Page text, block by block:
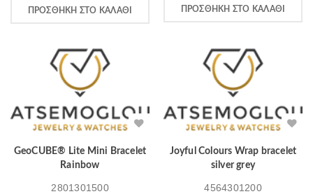
ΠΡΟΣΘΉΚΗ ΣΤΟ ΚΑΛΆΘΙ ΠΡΟΣΘΉΚΗ ΣΤΟ ΚΑΛΆΘΙ
GeoCUBE® Lite Mini Bracelet
Rainbow
2801301500
Joyful Colours Wrap bracelet
silver grey
4564301200